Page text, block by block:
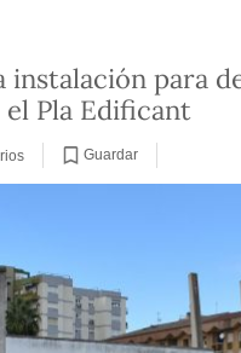
instalación para
Pla Edificant
Guardar